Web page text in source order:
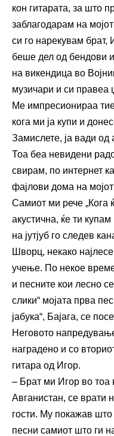
кон гитарата, за што
заблагодарам на
си го нарекувам брат,
беше дел од бендови
на викендица во
музичари и си правеа
Ме импресионираа
кога ми ја купи и
Замислете, ја вади од
Тоа беа невидени
свирам, по интернет
фајлови дома на мојот
Самиот ми рече „Кога
акустична, ќе ти
на јутјуб го следев
Шворц, некако
учење. По некое
и песните кои лесно
слики“ мојата прва
јабука“, Бајага, се
Неговото
наградено и со
гитара од Игор.
– Брат ми Игор во
Авганистан, се врати
гости. Му покажав
песни самиот што ги